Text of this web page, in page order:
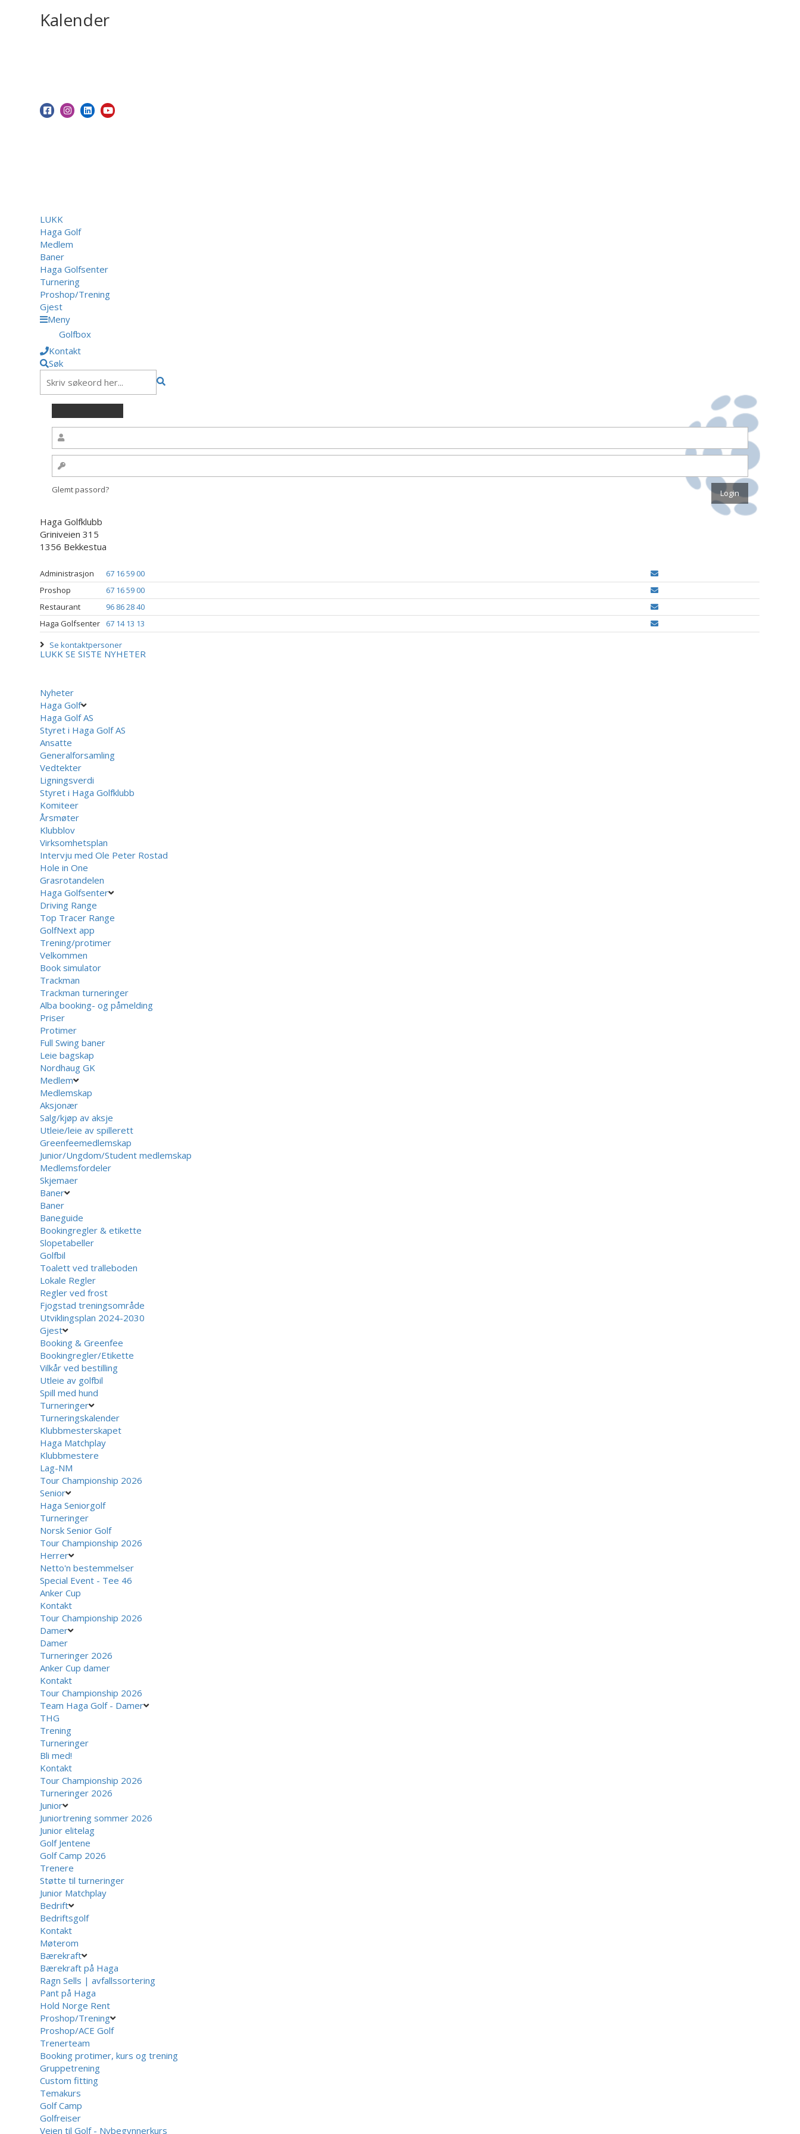
Kalender
LUKK
Haga Golf
Medlem
Baner
Haga Golfsenter
Turnering
Proshop/Trening
Gjest
Meny
Golfbox
Kontakt
Søk
Glemt passord?
Haga Golfklubb
Griniveien 315
1356 Bekkestua
Administrasjon
67 16 59 00
Proshop
67 16 59 00
Restaurant
96 86 28 40
Haga Golfsenter
67 14 13 13
Se kontaktpersoner
LUKK SE SISTE NYHETER
Nyheter
Haga Golf
Haga Golf AS
Styret i Haga Golf AS
Ansatte
Generalforsamling
Vedtekter
Ligningsverdi
Styret i Haga Golfklubb
Komiteer
Årsmøter
Klubblov
Virksomhetsplan
Intervju med Ole Peter Rostad
Hole in One
Grasrotandelen
Haga Golfsenter
Driving Range
Top Tracer Range
GolfNext app
Trening/protimer
Velkommen
Book simulator
Trackman
Trackman turneringer
Alba booking- og påmelding
Priser
Protimer
Full Swing baner
Leie bagskap
Nordhaug GK
Medlem
Medlemskap
Aksjonær
Salg/kjøp av aksje
Utleie/leie av spillerett
Greenfeemedlemskap
Junior/Ungdom/Student medlemskap
Medlemsfordeler
Skjemaer
Baner
Baner
Baneguide
Bookingregler & etikette
Slopetabeller
Golfbil
Toalett ved tralleboden
Lokale Regler
Regler ved frost
Fjogstad treningsområde
Utviklingsplan 2024-2030
Gjest
Booking & Greenfee
Bookingregler/Etikette
Vilkår ved bestilling
Utleie av golfbil
Spill med hund
Turneringer
Turneringskalender
Klubbmesterskapet
Haga Matchplay
Klubbmestere
Lag-NM
Tour Championship 2026
Senior
Haga Seniorgolf
Turneringer
Norsk Senior Golf
Tour Championship 2026
Herrer
Netto'n bestemmelser
Special Event - Tee 46
Anker Cup
Kontakt
Tour Championship 2026
Damer
Damer
Turneringer 2026
Anker Cup damer
Kontakt
Tour Championship 2026
Team Haga Golf - Damer
THG
Trening
Turneringer
Bli med!
Kontakt
Tour Championship 2026
Turneringer 2026
Junior
Juniortrening sommer 2026
Junior elitelag
Golf Jentene
Golf Camp 2026
Trenere
Støtte til turneringer
Junior Matchplay
Bedrift
Bedriftsgolf
Kontakt
Møterom
Bærekraft
Bærekraft på Haga
Ragn Sells | avfallssortering
Pant på Haga
Hold Norge Rent
Proshop/Trening
Proshop/ACE Golf
Trenerteam
Booking protimer, kurs og trening
Gruppetrening
Custom fitting
Temakurs
Golf Camp
Golfreiser
Veien til Golf - Nybegynnerkurs